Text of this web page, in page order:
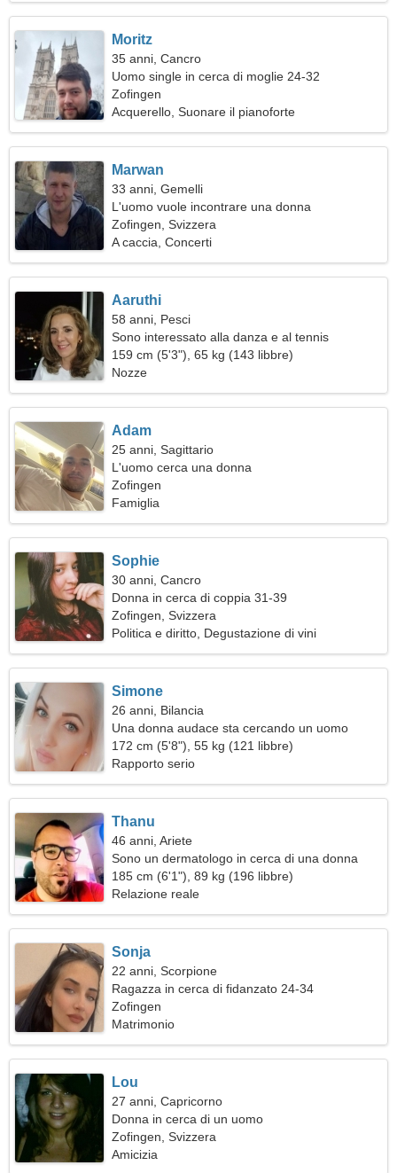
Moritz
35 anni, Cancro
Uomo single in cerca di moglie 24-32
Zofingen
Acquerello, Suonare il pianoforte
Marwan
33 anni, Gemelli
L'uomo vuole incontrare una donna
Zofingen, Svizzera
A caccia, Concerti
Aaruthi
58 anni, Pesci
Sono interessato alla danza e al tennis
159 cm (5'3"), 65 kg (143 libbre)
Nozze
Adam
25 anni, Sagittario
L'uomo cerca una donna
Zofingen
Famiglia
Sophie
30 anni, Cancro
Donna in cerca di coppia 31-39
Zofingen, Svizzera
Politica e diritto, Degustazione di vini
Simone
26 anni, Bilancia
Una donna audace sta cercando un uomo
172 cm (5'8"), 55 kg (121 libbre)
Rapporto serio
Thanu
46 anni, Ariete
Sono un dermatologo in cerca di una donna
appassionata
185 cm (6'1"), 89 kg (196 libbre)
Relazione reale
Sonja
22 anni, Scorpione
Ragazza in cerca di fidanzato 24-34
Zofingen
Matrimonio
Lou
27 anni, Capricorno
Donna in cerca di un uomo
Zofingen, Svizzera
Amicizia